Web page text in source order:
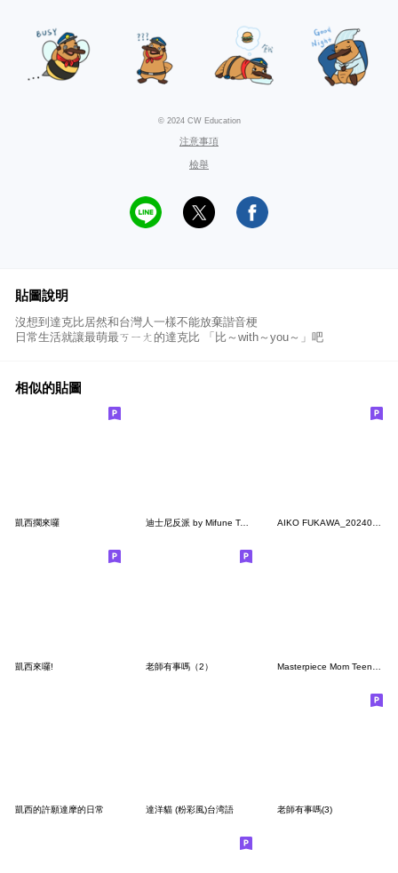
© 2024 CW Education
注意事項
檢舉
貼圖說明
沒想到達克比居然和台灣人一樣不能放棄諧音梗
日常生活就讓最萌最ㄎㄧㄤ的達克比 「比～with～you～」吧
相似的貼圖
凱西擱來囉 迪士尼反派 by Mifune Takashi AIKO FUKAWA_20240611154843
凱西來囉! 老師有事嗎（2）
凱西的許願達摩的日常 達洋貓 (粉彩風)台湾語 老師有事嗎(3)